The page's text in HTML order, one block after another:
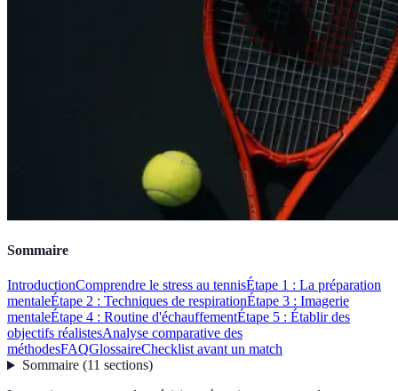
Sommaire
IntroductionComprendre le stress au tennisÉtape 1 : La préparation
mentaleÉtape 2 : Techniques de respirationÉtape 3 : Imagerie
mentaleÉtape 4 : Routine d'échauffementÉtape 5 : Établir des
objectifs réalistesAnalyse comparative des
méthodesFAQGlossaireChecklist avant un match
Sommaire(11 sections)